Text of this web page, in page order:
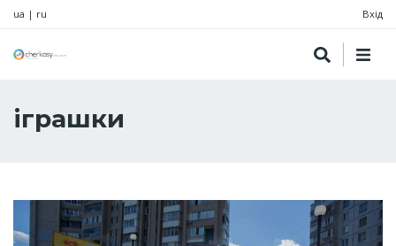
ua | ru Вхід
іграшки